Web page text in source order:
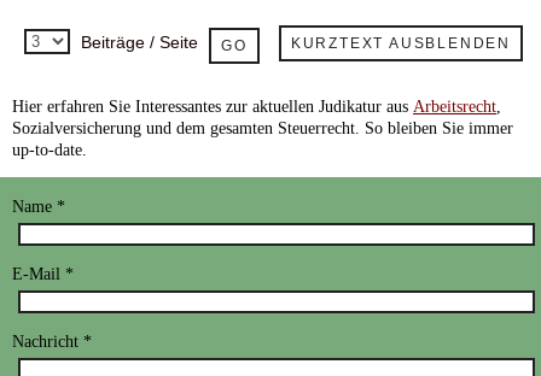
Beiträge / Seite KURZTEXT AUSBLENDEN
Hier erfahren Sie Interessantes zur aktuellen Judikatur aus Arbeitsrecht,
Sozialversicherung und dem gesamten Steuerrecht. So bleiben Sie immer
up-to-date.
Name *
E-Mail *
Nachricht *